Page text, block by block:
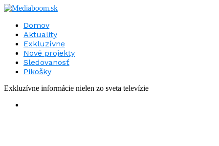
Domov
Aktuality
Exkluzívne
Nové projekty
Sledovanosť
Pikošky
Exkluzívne informácie nielen zo sveta televízie